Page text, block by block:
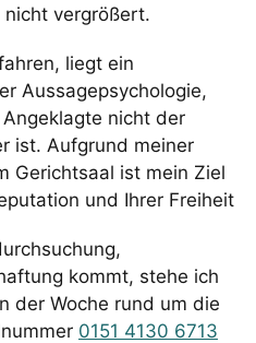
vergrößert.
liegt ein
Aussagepsychologie,
nicht der
ist. Aufgrund meiner
Gerichtsaal ist mein Ziel
und Ihrer Freiheit
kommt, stehe ich
der Woche rund um die
0151 4130 6713